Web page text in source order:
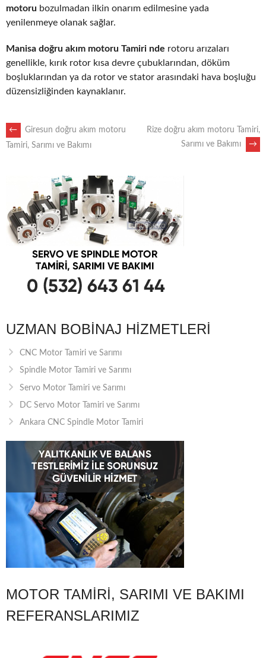
motoru bozulmadan ilkin onarım edilmesine yada
yenilenmeye olanak sağlar.
Manisa doğru akım motoru Tamiri nde rotoru arızaları
genellikle, kırık rotor kısa devre çubuklarından, döküm
boşluklarından ya da rotor ve stator arasındaki hava boşluğu
düzensizliğinden kaynaklanır.
POST
NAVIGATION
←
Giresun doğru akım motoru
Tamiri, Sarımı ve Bakımı
Rize doğru akım motoru Tamiri,
Sarımı ve Bakımı
→
UZMAN BOBINAJ HIZMETLERI
CNC Motor Tamiri ve Sarımı
Spindle Motor Tamiri ve Sarımı
Servo Motor Tamiri ve Sarımı
DC Servo Motor Tamiri ve Sarımı
Ankara CNC Spindle Motor Tamiri
MOTOR TAMIRI, SARIMI VE BAKIMI
REFERANSLARIMIZ